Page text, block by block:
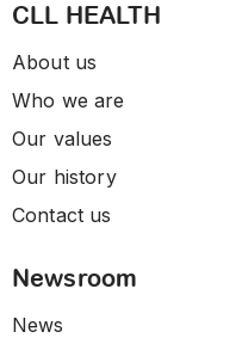
CLL HEALTH
About us
Who we are
Our values
Our history
Contact us
Newsroom
News